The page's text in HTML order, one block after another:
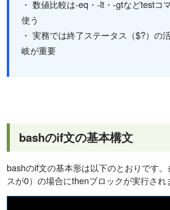
・ 数値比較は-eq・-lt・-gtなどtestコ
使う
・ 実務では終了ステータス（$?）の
岐が重要
bashのif文の基本構文
bashのif文の基本形は以下のとおりです
スが0）の場合にthenブロックが実行され